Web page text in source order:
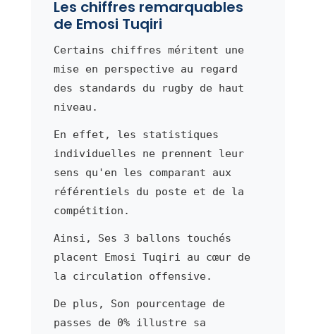
Les chiffres remarquables
de Emosi Tuqiri
Certains chiffres méritent une
mise en perspective au regard
des standards du rugby de haut
niveau.
En effet, les statistiques
individuelles ne prennent leur
sens qu'en les comparant aux
référentiels du poste et de la
compétition.
Ainsi, Ses 3 ballons touchés
placent Emosi Tuqiri au cœur de
la circulation offensive.
De plus, Son pourcentage de
passes de 0% illustre sa